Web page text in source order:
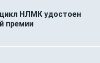
НЛМК удостоен
премии